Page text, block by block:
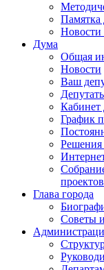
Новости
Дума
Общая
Новости
Ваш
Кабинет
График
Решения
проектов
Глава города
Советы